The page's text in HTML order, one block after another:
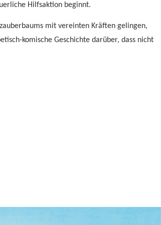
Hilfsaktion beginnt.
mit vereinten Kräften gelingen,
komische Geschichte darüber, dass nicht